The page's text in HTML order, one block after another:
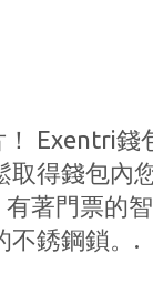
Exentri錢
取得錢包內
著門票的
不銹鋼鎖。.